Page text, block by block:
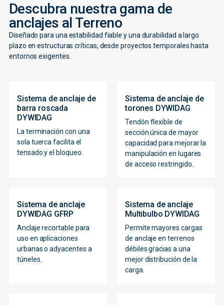
Descubra nuestra gama de
anclajes al Terreno
Diseñado para una estabilidad fiable y una durabilidad a largo
plazo en estructuras críticas, desde proyectos temporales hasta
entornos exigentes.
Sistema de anclaje de
barra roscada
DYWIDAG
La terminación con una
sola tuerca facilita el
tensado y el bloqueo.
Sistema de anclaje de
torones DYWIDAG
Tendón flexible de
sección única de mayor
capacidad para mejorar la
manipulación en lugares
de acceso restringido.
Sistema de anclaje
DYWIDAG GFRP
Anclaje recortable para
uso en aplicaciones
urbanas o adyacentes a
túneles.
Sistema de anclaje
Multibulbo DYWIDAG
Permite mayores cargas
de anclaje en terrenos
débiles gracias a una
mejor distribución de la
carga.